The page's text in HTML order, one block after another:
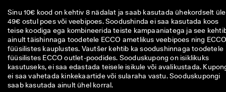
Sinu 10€ kood on kehtiv 8 nädalat ja saab kasutada ühekordselt üle
49€ ostul poes või veebipoes. Soodushinda ei saa kasutada koos
teise koodiga ega kombineerida teiste kampaaniatega ja see
ainult täishinnaga toodetele ECCO ametlikus veebipoes ning
füüsilistes kauplustes. Vautšer kehtib ka soodushinnaga toodetele
füüsilistes ECCO outlet-poodides. Sooduskupong on isiklikuks
kasutuseks, ei saa edastada teisele isikule või avalikustada.
ei saa vahetada kinkekaartide või sularaha vastu. Sooduskupongi
saab kasutada ainult ühel korral.